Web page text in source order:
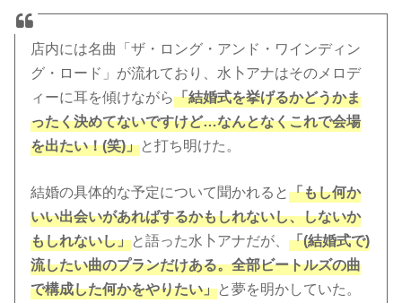
店内には名曲「ザ・ロング・アンド・ワインディン
グ・ロード」が流れており、水卜アナはそのメロデ
ィーに耳を傾けながら「結婚式を挙げるかどうかま
ったく決めてないですけど…なんとなくこれで会場
を出たい！(笑)」と打ち明けた。
結婚の具体的な予定について聞かれると「もし何か
いい出会いがあればするかもしれないし、しないか
もしれないし」と語った水卜アナだが、「(結婚式で)
流したい曲のプランだけある。全部ビートルズの曲
で構成した何かをやりたい」と夢を明かしていた。